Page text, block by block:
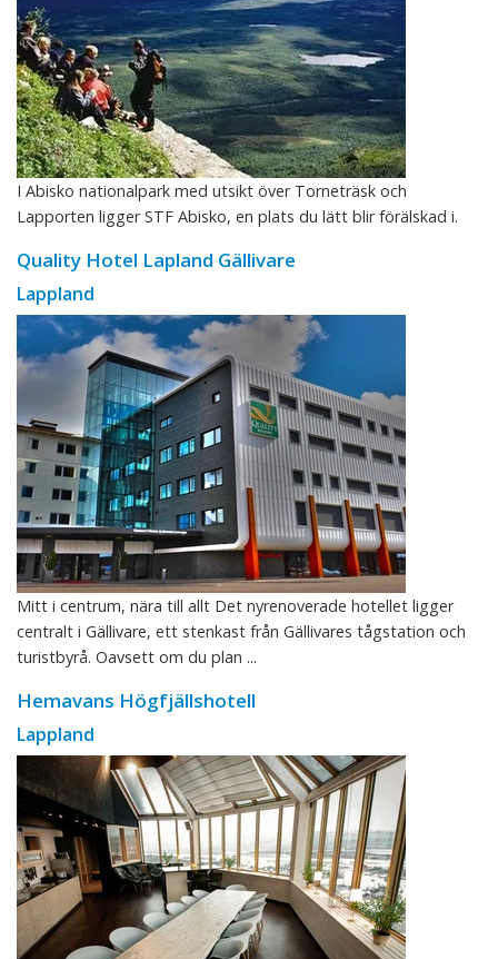
I Abisko nationalpark med utsikt över Torneträsk och
Lapporten ligger STF Abisko, en plats du lätt blir förälskad i.
Quality Hotel Lapland Gällivare
Lappland
Mitt i centrum, nära till allt Det nyrenoverade hotellet ligger
centralt i Gällivare, ett stenkast från Gällivares tågstation och
turistbyrå. Oavsett om du plan ...
Hemavans Högfjällshotell
Lappland